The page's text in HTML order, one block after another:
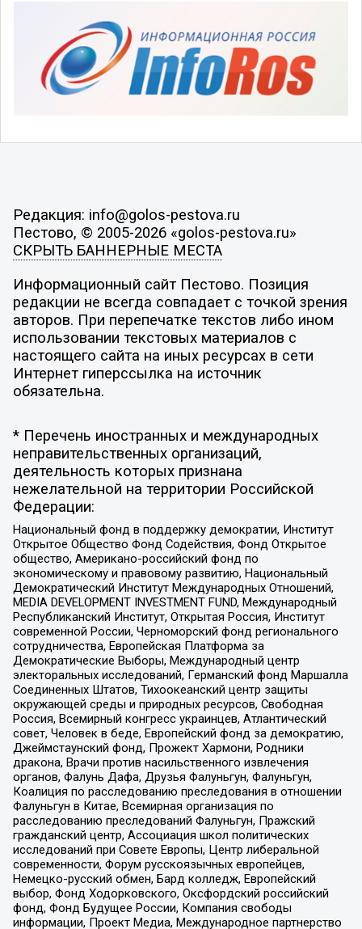
Редакция: info@golos-pestova.ru
Пестово, © 2005-2026 «golos-pestova.ru»
СКРЫТЬ БАННЕРНЫЕ МЕСТА
Информационный сайт Пестово. Позиция
редакции не всегда совпадает с точкой зрения
авторов. При перепечатке текстов либо ином
использовании текстовых материалов с
настоящего сайта на иных ресурсах в сети
Интернет гиперссылка на источник
обязательна.
* Перечень иностранных и международных
неправительственных организаций,
деятельность которых признана
нежелательной на территории Российской
Федерации:
Национальный фонд в поддержку демократии, Институт
Открытое Общество Фонд Содействия, Фонд Открытое
общество, Американо-российский фонд по
экономическому и правовому развитию, Национальный
Демократический Институт Международных Отношений,
MEDIA DEVELOPMENT INVESTMENT FUND, Международный
Республиканский Институт, Открытая Россия, Институт
современной России, Черноморский фонд регионального
сотрудничества, Европейская Платформа за
Демократические Выборы, Международный центр
электоральных исследований, Германский фонд Маршалла
Соединенных Штатов, Тихоокеанский центр защиты
окружающей среды и природных ресурсов, Свободная
Россия, Всемирный конгресс украинцев, Атлантический
совет, Человек в беде, Европейский фонд за демократию,
Джеймстаунский фонд, Прожект Хармони, Родники
дракона, Врачи против насильственного извлечения
органов, Фалунь Дафа, Друзья Фалуньгун, Фалуньгун,
Коалиция по расследованию преследования в отношении
Фалуньгун в Китае, Всемирная организация по
расследованию преследований Фалуньгун, Пражский
гражданский центр, Ассоциация школ политических
исследований при Совете Европы, Центр либеральной
современности, Форум русскоязычных европейцев,
Немецко-русский обмен, Бард колледж, Европейский
выбор, Фонд Ходорковского, Оксфордский российский
фонд, Фонд Будущее России, Компания свободы
информации, Проект Медиа, Международное партнерство